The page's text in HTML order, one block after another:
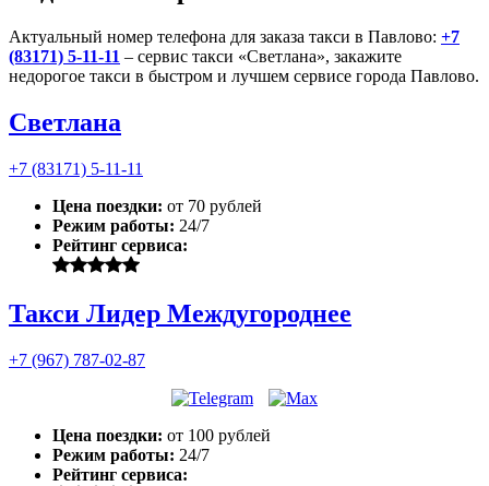
Актуальный номер телефона для заказа такси в Павлово: +7
(83171) 5-11-11 – сервис такси «Светлана», закажите
недорогое такси в быстром и лучшем сервисе города Павлово.
Светлана
+7 (83171) 5-11-11
Цена поездки: от 70 рублей
Режим работы: 24/7
Рейтинг сервиса:
Такси Лидер Междугороднее
+7 (967) 787-02-87
Цена поездки: от 100 рублей
Режим работы: 24/7
Рейтинг сервиса: